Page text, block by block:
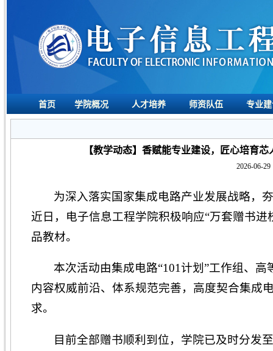
首页 学院概况 人才培养 师资队伍 专业
【教学动态】香赋能专业建设，匠心培育
2026-06-29
为深入落实国家集成电路产业发展战略，
近日，电子信息工程学院积极响应“万套赠书
品教材。
本次活动由集成电路“101计划”工作组、
内容权威前沿、体系规范完善，高度契合集成
求。
目前全部赠书顺利到位，学院已及时分发